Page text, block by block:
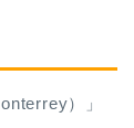
）」